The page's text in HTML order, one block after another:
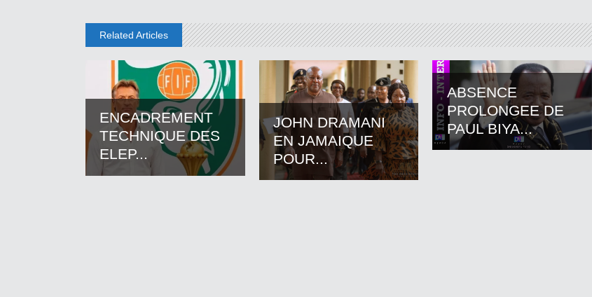
Related Articles
ENCADREMENT
TECHNIQUE DES
ELEP...
JOHN DRAMANI
EN JAMAIQUE
POUR...
ABSENCE
PROLONGEE DE
PAUL BIYA...